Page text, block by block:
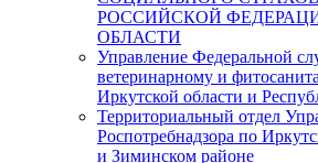
РОССИЙСКОЙ
ОБЛАСТИ
Управление Федеральной
ветеринарному и
Иркутской области и
Территориальный отдел
Роспотребнадзора по
и Зиминском районе